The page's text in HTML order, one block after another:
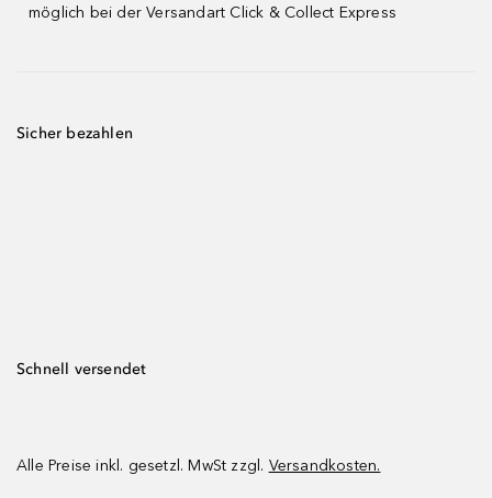
möglich bei der Versandart Click & Collect Express
Sicher bezahlen
Schnell versendet
Alle Preise inkl. gesetzl. MwSt zzgl. Versandkosten.